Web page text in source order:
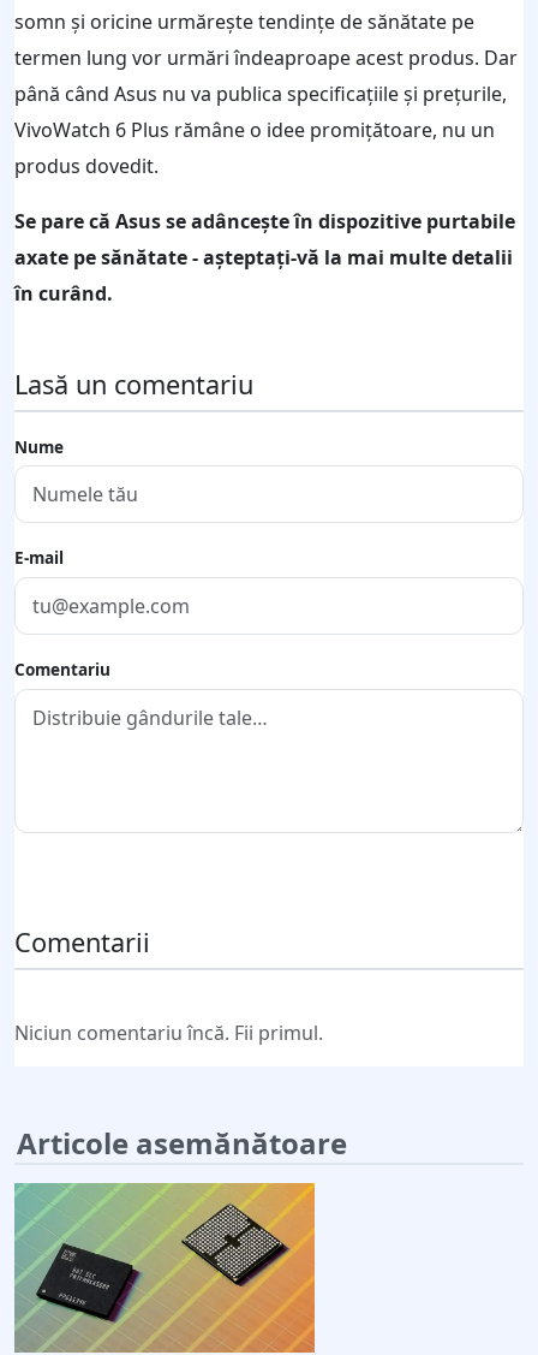
somn și oricine urmărește tendințe de sănătate pe
termen lung vor urmări îndeaproape acest produs. Dar
până când Asus nu va publica specificațiile și prețurile,
VivoWatch 6 Plus rămâne o idee promițătoare, nu un
produs dovedit.
Se pare că Asus se adâncește în dispozitive purtabile
axate pe sănătate - așteptați-vă la mai multe detalii
în curând.
Lasă un comentariu
Nume
E-mail
Comentariu
Comentarii
Niciun comentariu încă. Fii primul.
Articole asemănătoare